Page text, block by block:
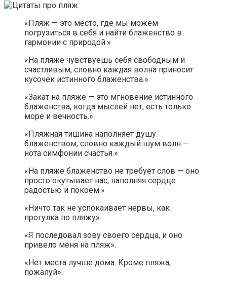
«Пляж — это место, где мы можем
погрузиться в себя и найти блаженство в
гармонии с природой.»
«На пляже чувствуешь себя свободным и
счастливым, словно каждая волна приносит
кусочек истинного блаженства.»
«Закат на пляже — это мгновение истинного
блаженства, когда мыслей нет, есть только
море и вечность.»
«Пляжная тишина наполняет душу
блаженством, словно каждый шум волн —
нота симфонии счастья.»
«На пляже блаженство не требует слов — оно
просто окутывает нас, наполняя сердце
радостью и покоем.»
«Ничто так не успокаивает нервы, как
прогулка по пляжу».
«Я последовал зову своего сердца, и оно
привело меня на пляж».
«Нет места лучше дома. Кроме пляжа,
пожалуй».